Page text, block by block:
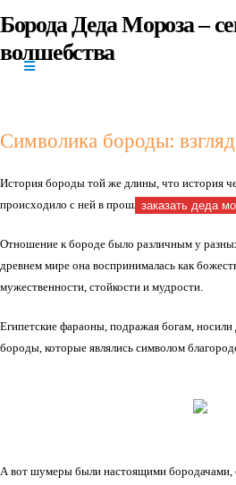
заказать деда
Борода Деда Мороза –
волшебства
Символика бороды:
История бороды той же длины, что история
происходило с ней в прошлом, и что она
Отношение к бороде было различным у
древнем мире она воспринималась как
мужественности, стойкости и мудрости.
Египетские фараоны, подражая богам,
бороды, которые являлись символом
А вот шумеры были настоящими бородачами,